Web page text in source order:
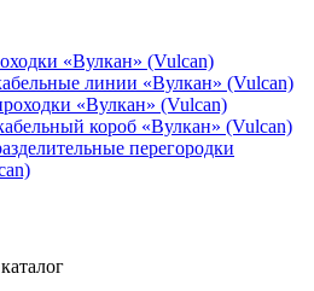
«Вулкан» (Vulcan)
линии «Вулкан» (Vulcan)
«Вулкан» (Vulcan)
короб «Вулкан» (Vulcan)
перегородки